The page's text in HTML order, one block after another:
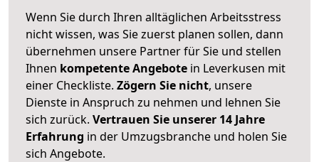
Wenn Sie durch Ihren alltäglichen Arbeitsstress
nicht wissen, was Sie zuerst planen sollen, dann
übernehmen unsere Partner für Sie und stellen
Ihnen kompetente Angebote in Leverkusen mit
einer Checkliste. Zögern Sie nicht, unsere
Dienste in Anspruch zu nehmen und lehnen Sie
sich zurück. Vertrauen Sie unserer 14 Jahre
Erfahrung in der Umzugsbranche und holen Sie
sich Angebote.